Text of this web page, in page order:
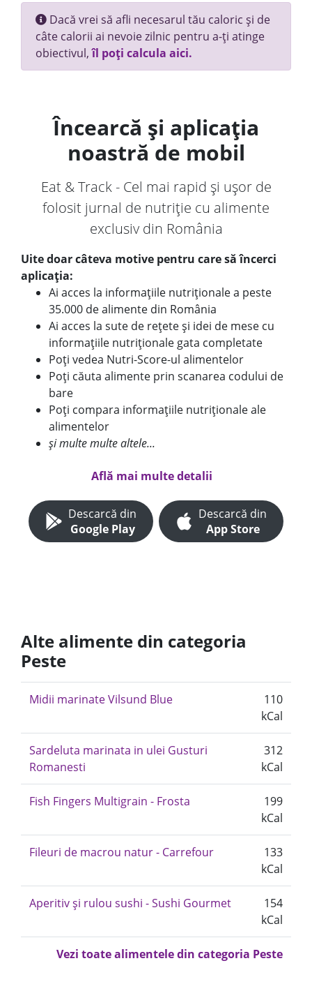
Dacă vrei să afli necesarul tău caloric și de
câte calorii ai nevoie zilnic pentru a-ți atinge
obiectivul,îl poți calcula aici.
Încearcă și aplicația
noastră de mobil
Eat & Track - Cel mai rapid și ușor de
folosit jurnal de nutriție cu alimente
exclusiv din România
Uite doar câteva motive pentru care să încerci
aplicația:
Ai acces la informațiile nutriționale a peste
35.000 de alimente din România
Ai acces la sute de rețete și idei de mese cu
informațiile nutriționale gata completate
Poți vedea Nutri-Score-ul alimentelor
Poți căuta alimente prin scanarea codului de
bare
Poți compara informațiile nutriționale ale
alimentelor
și multe multe altele...
Află mai multe detalii
Descarcă din
Google Play
Descarcă din
App Store
Alte alimente din categoria
Peste
Midii marinate Vilsund Blue
110
kCal
Sardeluta marinata in ulei Gusturi
Romanesti
312
kCal
Fish Fingers Multigrain - Frosta
199
kCal
Fileuri de macrou natur - Carrefour
133
kCal
Aperitiv și rulou sushi - Sushi Gourmet
154
kCal
Vezi toate alimentele din categoria Peste